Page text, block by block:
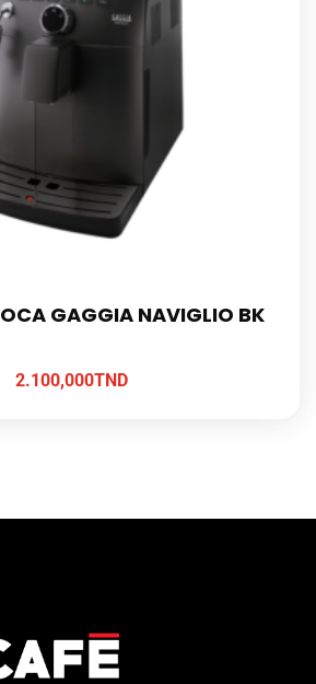
GAGGIA NAVIGLIO BK
2.100,000TND